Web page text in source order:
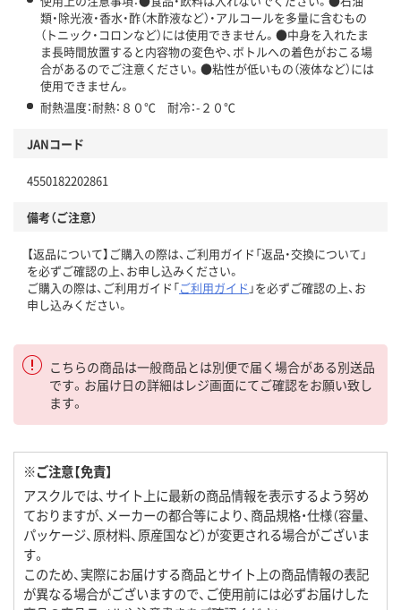
類・除光液・香水・酢（木酢液など）・アルコールを多量に含むもの
（トニック・コロンなど）には使用できません。●中身を入れたま
ま長時間放置すると内容物の変色や、ボトルへの着色がおこる場
合があるのでご注意ください。●粘性が低いもの（液体など）には
使用できません。
耐熱温度：耐熱：８０℃ 耐冷：-２０℃
JANコード
4550182202861
備考（ご注意）
【返品について】ご購入の際は、ご利用ガイド「返品・交換について」
を必ずご確認の上、お申し込みください。
ご購入の際は、ご利用ガイド「ご利用ガイド 」を必ずご確認の上、お
申し込みください。
こちらの商品は一般商品とは別便で届く場合がある別送品
です。お届け日の詳細はレジ画面にてご確認をお願い致し
ます。
※ご注意【免責】
アスクルでは、サイト上に最新の商品情報を表示するよう努め
ておりますが、メーカーの都合等により、商品規格・仕様（容量、
パッケージ、原材料、原産国など）が変更される場合がございま
す。
このため、実際にお届けする商品とサイト上の商品情報の表記
が異なる場合がございますので、ご使用前には必ずお届けした